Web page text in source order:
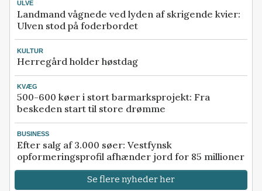
ULVE
Landmand vågnede ved lyden af skrigende kvier:
Ulven stod på foderbordet
KULTUR
Herregård holder høstdag
KVÆG
500-600 køer i stort barmarksprojekt: Fra
beskeden start til store drømme
BUSINESS
Efter salg af 3.000 søer: Vestfynsk
opformeringsprofil afhænder jord for 85 millioner
Se flere nyheder her